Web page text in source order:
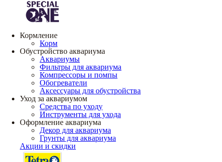
Кормление
Корм
Обустройство аквариума
Аквариумы
Фильтры для аквариума
Компрессоры и помпы
Обогреватели
Аксессуары для обустройства
Уход за аквариумом
Средства по уходу
Инструменты для ухода
Оформление аквариума
Декор для аквариума
Грунты для аквариума
Акции и скидки